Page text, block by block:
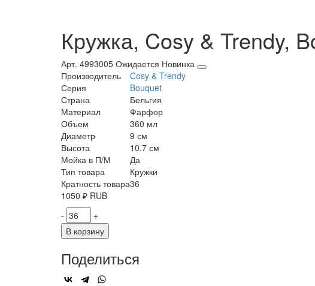
Кружка, Cosy & Trendy,
Арт. 4993005 Ожидается Новинка
Производитель
Cosy & Trendy
Серия
Bouquet
Страна
Бельгия
Материал
Фарфор
Объем
360 мл
Диаметр
9 см
Высота
10.7 см
Мойка в П/М
Да
Тип товара
Кружки
Кратность товара36
1050 ₽ RUB
-
+
В корзину
Поделиться